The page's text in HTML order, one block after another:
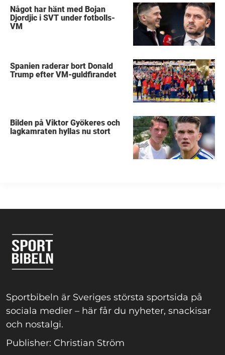
Något har hänt med Bojan
Djordjic i SVT under fotbolls-
VM
Spanien raderar bort Donald
Trump efter VM-guldfirandet
Bilden på Viktor Gyökeres och
lagkamraten hyllas nu stort
Sportbibeln är Sveriges största sportsida på
sociala medier – här får du nyheter, snackisar
och nostalgi.
Publisher: Christian Ström